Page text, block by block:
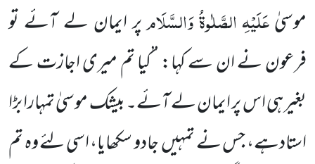
موسیٰعَلَیْہِالصَّلٰوۃُوَالسَّلَامپر ایمان لے آئے تو
فرعون نے ان سے کہا: ’’کیا تم میری اجازت کے
بغیر ہی اس پر ایمان لے آئے۔ بیشک موسیٰ تمہارا بڑا
استادہے، جس نے تمہیں جادو سکھایا، اسی لئے وہ تم